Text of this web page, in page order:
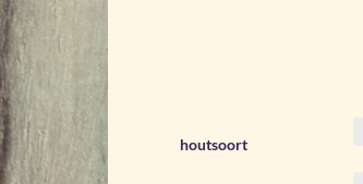
houtsoort